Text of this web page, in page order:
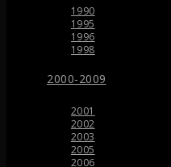
1990
1995
1996
1998
2000-2009
2001
2002
2003
2005
2006